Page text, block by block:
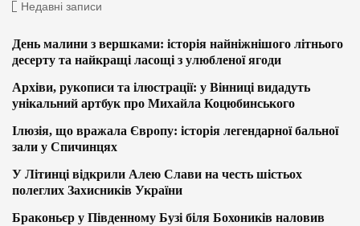
Недавні записи
День малини з вершками: історія найніжнішого літнього
десерту та найкращі ласощі з улюбленої ягоди
Архіви, рукописи та ілюстрації: у Вінниці видадуть
унікальний артбук про Михайла Коцюбинського
Ілюзія, що вражала Європу: історія легендарної бальної
зали у Спичинцях
У Літинці відкрили Алею Слави на честь шістьох
полеглих Захисників України
Браконьєр у Південному Бузі біля Бохоників наловив